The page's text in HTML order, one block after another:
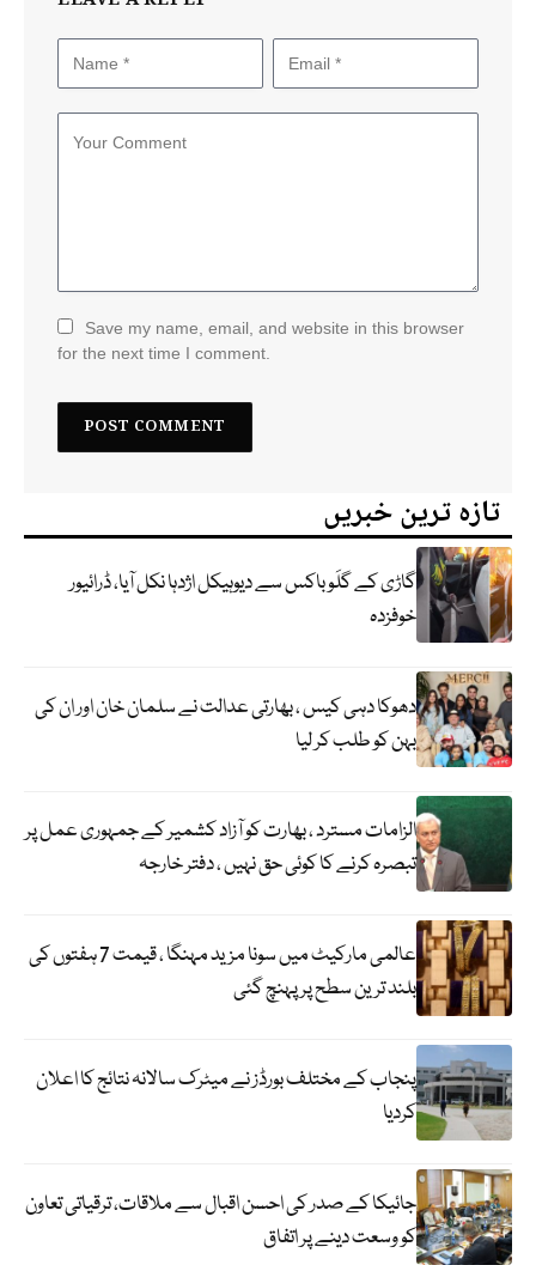
Save my name, email, and website in this browser
for the next time I comment.
تازہ ترین خبریں
گاڑی کے گلَو باکس سے دیوہیکل اژدہا نکل آیا، ڈرائیور
خوفزدہ
دھوکا دہی کیس ، بھارتی عدالت نے سلمان خان اور ان کی
بہن کو طلب کر لیا
الزامات مسترد ، بھارت کو آزاد کشمیر کے جمہوری عمل پر
تبصرہ کرنے کا کوئی حق نہیں ، دفتر خارجہ
عالمی مارکیٹ میں سونا مزید مہنگا ، قیمت 7 ہفتوں کی
بلند ترین سطح پر پہنچ گئی
پنجاب کے مختلف بورڈز نے میٹرک سالانہ نتائج کا اعلان
کردیا
جائیکا کے صدر کی احسن اقبال سے ملاقات، ترقیاتی تعاون
کو وسعت دینے پر اتفاق